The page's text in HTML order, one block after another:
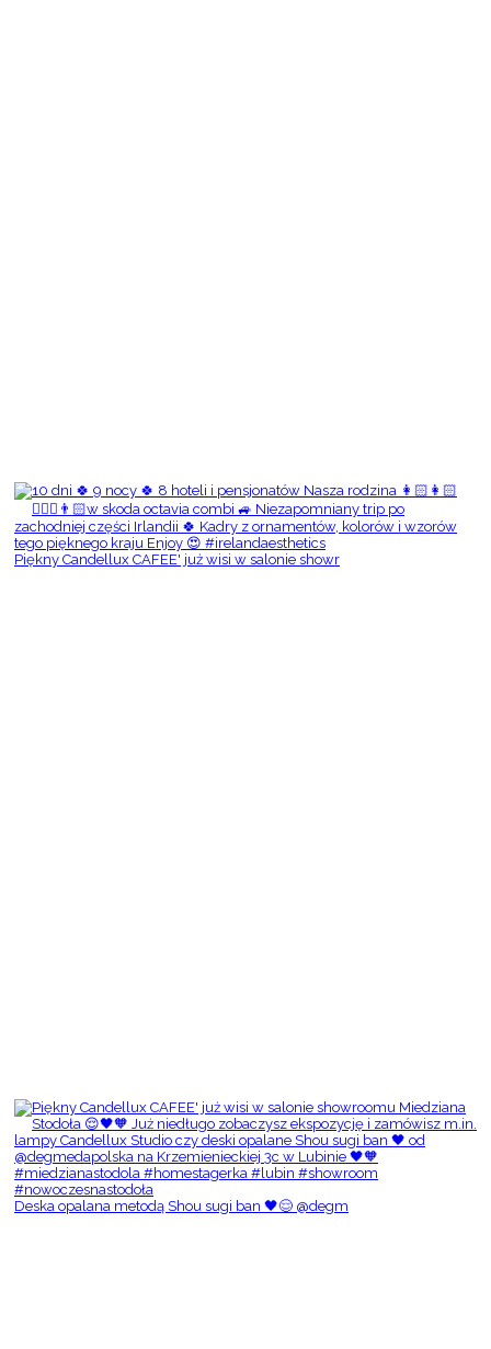
Piękny Candellux CAFEE' już wisi w salonie showr
Deska opalana metodą Shou sugi ban 🖤😌 @degm